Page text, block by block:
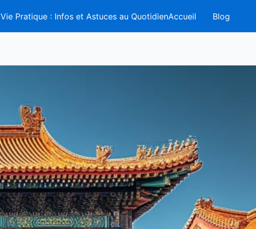
Vie Pratique : Infos et Astuces au QuotidienAccueil Blog